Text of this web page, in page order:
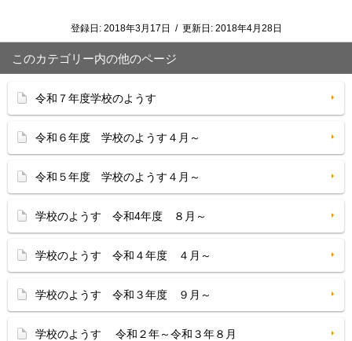
登録日: 2018年3月17日 / 更新日: 2018年4月28日
このカテゴリー内の他のページ
令和７年度学校のようす
令和６年度 学校のようす４月～
令和５年度 学校のようす４月～
学校のようす 令和4年度 ８月～
学校のようす 令和４年度 ４月～
学校のようす 令和３年度 ９月～
学校のようす 令和２年～令和３年８月